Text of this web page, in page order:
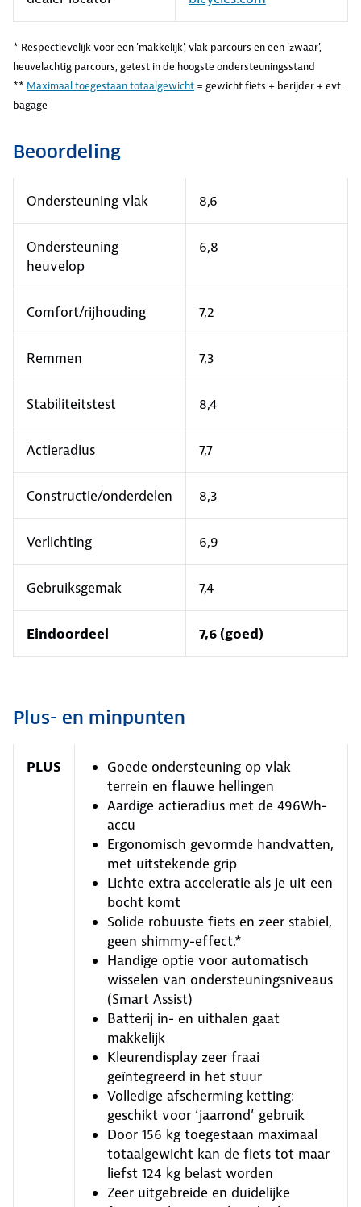
* Respectievelijk voor een 'makkelijk', vlak parcours en een 'zwaar',
heuvelachtig parcours, getest in de hoogste ondersteuningsstand
** Maximaal toegestaan totaalgewicht = gewicht fiets + berijder + evt.
bagage
Beoordeling
Ondersteuning vlak 8,6
Ondersteuning
heuvelop
6,8
Comfort/rijhouding 7,2
Remmen 7,3
Stabiliteitstest 8,4
Actieradius 7,7
Constructie/onderdelen 8,3
Verlichting 6,9
Gebruiksgemak 7,4
Eindoordeel 7,6 (goed)
Plus- en minpunten
PLUS
Goede ondersteuning op vlak
terrein en flauwe hellingen
Aardige actieradius met de 496Wh-
accu
Ergonomisch gevormde handvatten,
met uitstekende grip
Lichte extra acceleratie als je uit een
bocht komt
Solide robuuste fiets en zeer stabiel,
geen shimmy-effect.*
Handige optie voor automatisch
wisselen van ondersteuningsniveaus
(Smart Assist)
Batterij in- en uithalen gaat
makkelijk
Kleurendisplay zeer fraai
geïntegreerd in het stuur
Volledige afscherming ketting:
geschikt voor ‘jaarrond’ gebruik
Door 156 kg toegestaan maximaal
totaalgewicht kan de fiets tot maar
liefst 124 kg belast worden
Zeer uitgebreide en duidelijke